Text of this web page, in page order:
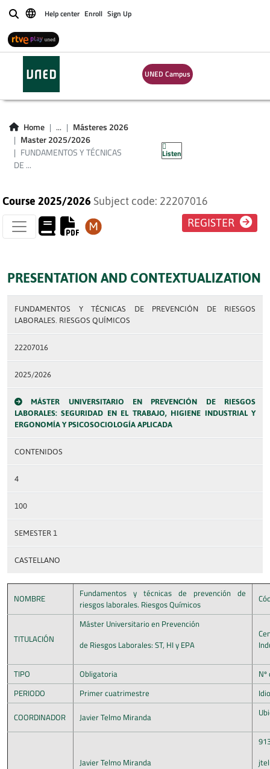
BuscarHelp center Enroll Sign Up
UNED Campus
Home ...
Másteres 2026
Master 2025/2026
FUNDAMENTOS Y TÉCNICAS
DE ...
Listen
FUNDAMENTOS Y
TÉCNICAS DE
PREVENCIÓN DE
RIESGOS
LABORALES.
RIESGOS QUÍMICOS
Course 2025/2026 Subject code: 22207016
REGISTER
PRESENTATION AND CONTEXTUALIZATION
FUNDAMENTOS Y TÉCNICAS DE PREVENCIÓN DE RIESGOS
LABORALES. RIESGOS QUÍMICOS
22207016
2025/2026
MÁSTER UNIVERSITARIO EN PREVENCIÓN DE RIESGOS
LABORALES: SEGURIDAD EN EL TRABAJO, HIGIENE INDUSTRIAL Y
ERGONOMÍA Y PSICOSOCIOLOGÍA APLICADA
CONTENIDOS
4
100
SEMESTER 1
CASTELLANO
NOMBRE
Fundamentos y técnicas de prevención de
riesgos laborales. Riesgos Químicos
TITULACIÓN
Máster Universitario en Prevención
de Riesgos Laborales: ST, HI y EPA
TIPO Obligatoria
PERIODO
Primer cuatrimestre
COORDINADOR
Javier Telmo Miranda
Javier Telmo Miranda